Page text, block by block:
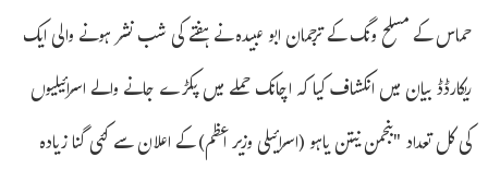
حماس کے مسلح ونگ کے ترجمان ابو عبیدہ نے ہفتے کی شب نشر ہونے والی ایک
ریکارڈڈ بیان میں انکشاف کیا کہ اچانک حملے میں پکڑے جانے والے اسرائیلیوں
کی کل تعداد "بنجمن نیتن یاہو (اسرائیلی وزیر اعظم) کے اعلان سے کئی گنا زیادہ